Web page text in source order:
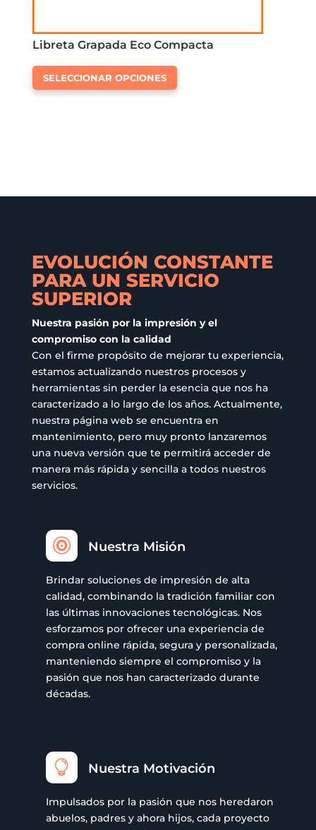
Libreta Grapada Eco Compacta
SELECCIONAR OPCIONES
Este
se
la
página
producto
EVOLUCIÓN CONSTANTE
PARA UN SERVICIO
SUPERIOR
Nuestra pasión por la impresión y el
compromiso con la calidad
Con el firme propósito de mejorar tu experiencia,
estamos actualizando nuestros procesos y
herramientas sin perder la esencia que nos ha
caracterizado a lo largo de los años. Actualmente,
nuestra página web se encuentra en
mantenimiento, pero muy pronto lanzaremos
una nueva versión que te permitirá acceder de
manera más rápida y sencilla a todos nuestros
servicios.
 Nuestra Misión
Brindar soluciones de impresión de alta
calidad, combinando la tradición familiar con
las últimas innovaciones tecnológicas. Nos
esforzamos por ofrecer una experiencia de
compra online rápida, segura y personalizada,
manteniendo siempre el compromiso y la
pasión que nos han caracterizado durante
décadas.
 Nuestra Motivación
Impulsados por la pasión que nos heredaron
abuelos, padres y ahora hijos, cada proyecto